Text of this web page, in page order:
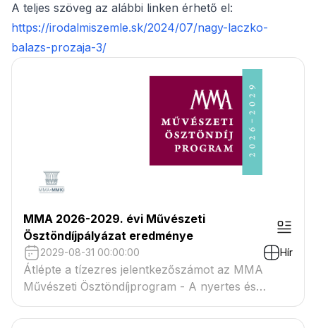
A teljes szöveg az alábbi linken érhető el:
https://irodalmiszemle.sk/2024/07/nagy-laczko-
balazs-prozaja-3/
MMA 2026-2029. évi Művészeti
Ösztöndíjpályázat eredménye
2029-08-31 00:00:00 Hír
Átlépte a tízezres jelentkezőszámot az MMA
Művészeti Ösztöndíjprogram - A nyertes és
tartaléklistás pályázók névsora megtekinthető a
csatolmányban